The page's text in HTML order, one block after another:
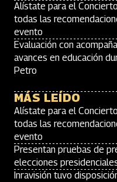
Alístate para el
todas las
evento
Evaluación con
avances en educación
Petro
MÁS LEÍDO
Alístate para el
todas las
evento
Presentan pruebas de
elecciones
Inravisión tuvo